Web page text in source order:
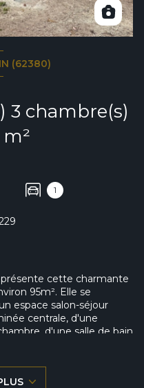
(62380)
101.93 m²
1
cette charmante
95m². Elle se
espace salon-séjour
centrale, d'une
d'une salle de bain
indépendant d'environ
parcelle d'environ